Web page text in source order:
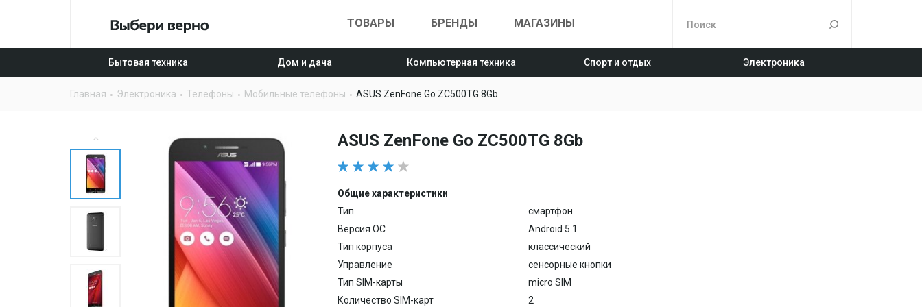
ТОВАРЫ БРЕНДЫ МАГАЗИНЫ
Бытовая техника Дом и дача Компьютерная техника Спорт и отдых Электроника
Главная Электроника Телефоны Мобильные телефоны ASUS ZenFone Go ZC500TG 8Gb
ASUS ZenFone Go ZC500TG 8Gb
Общие характеристики
Тип
смартфон
Версия ОС
Android 5.1
Тип корпуса
классический
Управление
сенсорные кнопки
Тип SIM-карты
micro SIM
Количество SIM-карт
2